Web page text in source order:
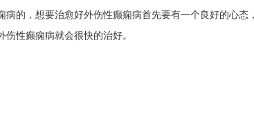
病的，想要治愈好外伤性癫痫病首先要有一个良好的心态
性癫痫病就会很快的治好。